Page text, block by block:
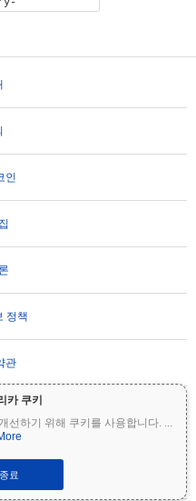
카 쿠키
선하기 위해 쿠키를 사용합니다. ...
종료
인
정책
관
며 상당한 위험을 수반합니다. 투자금의
의 모든 정보는 정보 제공 목적으로만 제
. 투자 결정을 내리기 전에 항상 직접 조
상담하십시오. Coinpaprika는 이 정보의
.